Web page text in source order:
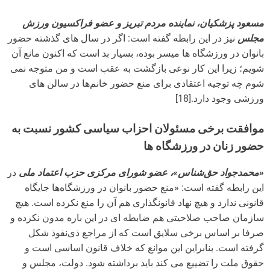
مسعود پزشکیان، نماینده مردم تبریز و عضو فراکسیون ورزش
مجلس نیز در این رابطه گفته است: اگر در سال های گذشته حضور
بانوان در ورزشگاه ها میسر بوده، بسیار بد است که اکنون مانع آن
شویم؛ زیرا این کار نوعی بازگشت به عقب است و من متوجه نمی
شوم چه توجیه اعتقادی برای منع حضور خانم‌ها در سالن های
ورزشی وجود دارد.[18]
موافقت برخی مسئولان احزاب سیاسی کشور نسبت به
حضور زنان در ورزشگاه ها
«محمدجواد حق‌شناس»، عضو شورای مرکزی حزب اعتماد ملی در
این رابطه گفته است: «منع حضور بانوان در ورزشگاه‌ها جایگاه
قانونی ندارد و هیچ نهاد قانونگذاری هم آن را منع نکرده است. هیچ
سازمان صاحب صلاحیتی هم ضابطه ای در این باره مدون نکرده و
صرفا بر اساس برخی سلایق است که از مراجع ذی‌نفوذ شکل
گرفته است. بنابراین این موانع که خلاف قانون اساسی است و
حقوق ملت را تضییع می کند باید برداشته شود. دولت، مجلس و